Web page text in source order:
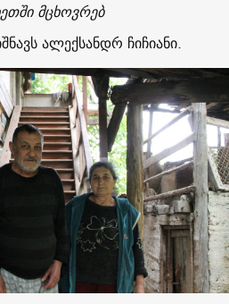
მცხოვრებ
ალექსანდრ ჩიჩიანი.